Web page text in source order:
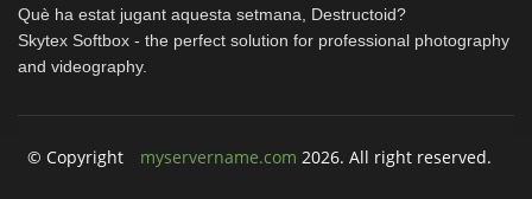
Què ha estat jugant aquesta setmana, Destructoid?
Skytex Softbox - the perfect solution for professional photography
and videography.
© Copyright myservername.com 2026. All right reserved.